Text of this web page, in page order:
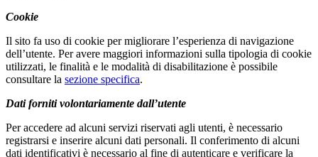
Cookie
Il sito fa uso di cookie per migliorare l’esperienza di navigazione
dell’utente. Per avere maggiori informazioni sulla tipologia di cookie
utilizzati, le finalità e le modalità di disabilitazione è possibile
consultare la sezione specifica.
Dati forniti volontariamente dall’utente
Per accedere ad alcuni servizi riservati agli utenti, è necessario
registrarsi e inserire alcuni dati personali. Il conferimento di alcuni
dati identificativi è necessario al fine di autenticare e verificare la